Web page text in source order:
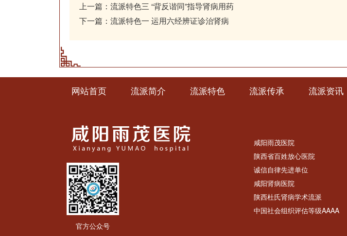
上一篇： 流派特色三 “背反谐同”指导肾病用药
下一篇： 流派特色一 运用六经辨证诊治肾病
网站首页 流派简介 流派特色 流派传承 流派资讯
官方公众号
咸阳雨茂医院
陕西省百姓放心医院
诚信自律先进单位
咸阳肾病医院
陕西杜氏肾病学术流派
中国社会组织评估等级AAAA